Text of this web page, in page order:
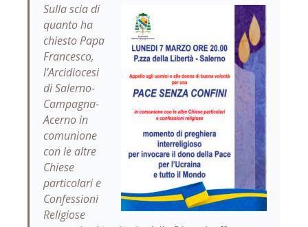
Sulla scia di
quanto ha
chiesto Papa
Francesco,
l’Arcidiocesi
di Salerno-
Campagna-
Acerno in
comunione
con le altre
Chiese
particolari e
Confessioni
Religiose